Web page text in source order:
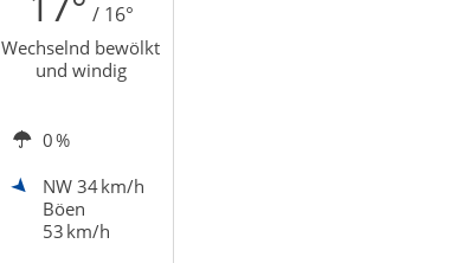
/ 16°
Wechselnd bewölkt
und windig
0 %
NW 34 km/h
Böen
53 km/h